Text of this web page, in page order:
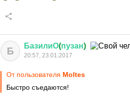
Б БазилиО(пузан)
20:57, 23.01.2017
От пользователя Moltes
Быстро съедаются!